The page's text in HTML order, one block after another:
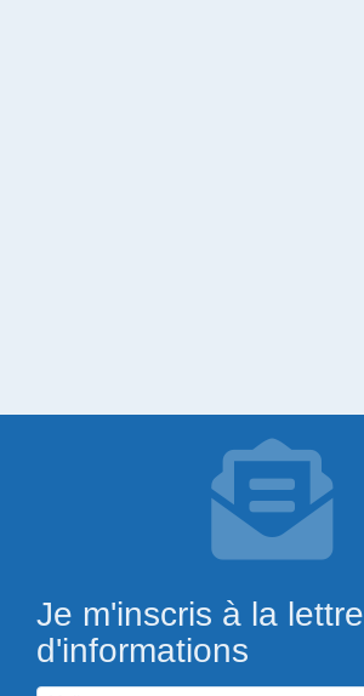
Je m'inscris à la lettre
d'informations